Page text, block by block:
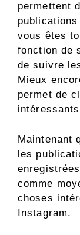
permettent
vous êtes
fonction de
de suivre
Mieux
permet de
Maintenant
les
comme
choses
Instagram.